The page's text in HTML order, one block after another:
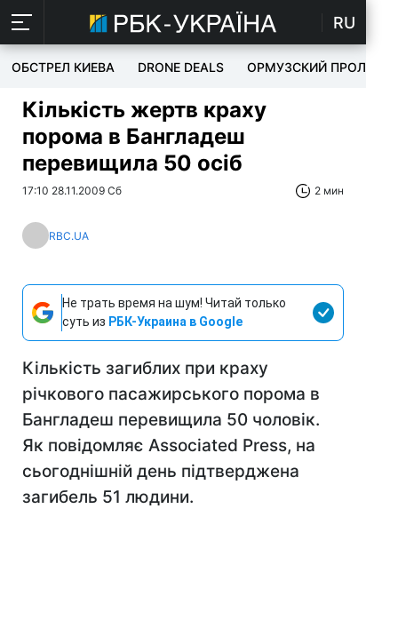
RU
ОБСТРЕЛ КИЕВА DRONE DEALS ОРМУЗСКИЙ ПРОЛИВ
Кількість жертв краху
порома в Бангладеш
перевищила 50 осіб
17:10 28.11.2009 Сб 2 мин
RBC.UA
Не трать время на шум! Читай только
суть из РБК-Украина в Google
Кількість загиблих при краху
річкового пасажирського порома в
Бангладеш перевищила 50 чоловік.
Як повідомляє Associated Press, на
сьогоднішній день підтверджена
загибель 51 людини.